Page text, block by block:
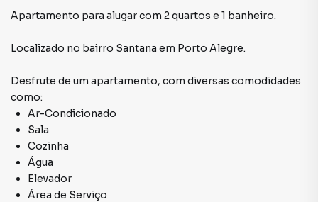
Apartamento para alugar com 2 quartos e 1 banheiro.
Localizado no bairro Santana em Porto Alegre.
Desfrute de um apartamento, com diversas comodidades
como:
Ar-Condicionado
Sala
Cozinha
Água
Elevador
Área de Serviço